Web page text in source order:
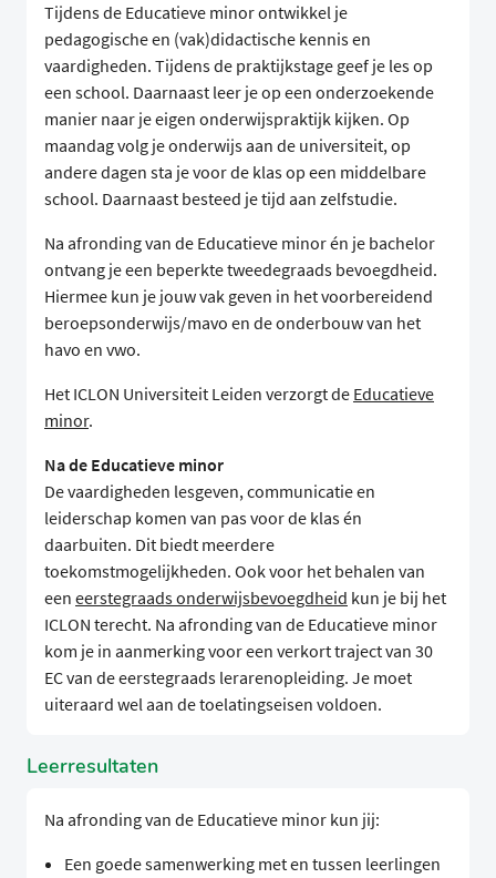
Tijdens de Educatieve minor ontwikkel je
pedagogische en (vak)didactische kennis en
vaardigheden. Tijdens de praktijkstage geef je les op
een school. Daarnaast leer je op een onderzoekende
manier naar je eigen onderwijspraktijk kijken. Op
maandag volg je onderwijs aan de universiteit, op
andere dagen sta je voor de klas op een middelbare
school. Daarnaast besteed je tijd aan zelfstudie.
Na afronding van de Educatieve minor én je bachelor
ontvang je een beperkte tweedegraads bevoegdheid.
Hiermee kun je jouw vak geven in het voorbereidend
beroepsonderwijs/mavo en de onderbouw van het
havo en vwo.
Het ICLON Universiteit Leiden verzorgt de Educatieve
minor.
Na de Educatieve minor
De vaardigheden lesgeven, communicatie en
leiderschap komen van pas voor de klas én
daarbuiten. Dit biedt meerdere
toekomstmogelijkheden. Ook voor het behalen van
een eerstegraads onderwijsbevoegdheid kun je bij het
ICLON terecht. Na afronding van de Educatieve minor
kom je in aanmerking voor een verkort traject van 30
EC van de eerstegraads lerarenopleiding. Je moet
uiteraard wel aan de toelatingseisen voldoen.
Leerresultaten
Na afronding van de Educatieve minor kun jij:
Een goede samenwerking met en tussen leerlingen